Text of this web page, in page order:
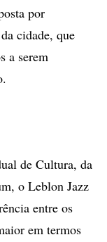
por
cidade, que
a serem
de Cultura, da
o Leblon Jazz
entre os
em termos